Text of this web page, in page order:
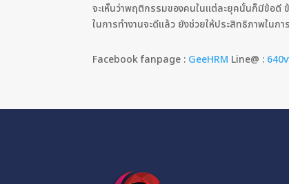
จะเห็นว่าพฤติกรรมของคนในแต่ละยุคนั้นก็มีข้อดี
ในการทำงานจะดีแล้ว ยังช่วยให้ประสิทธิภาพใน
Facebook fanpage : GeeHRM Line@ :